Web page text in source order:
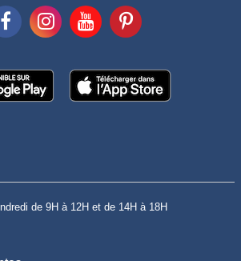
de 9H à 12H et de 14H à 18H